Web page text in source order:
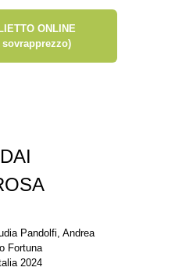
ONLINE
Pandolfi, Andrea
Fortuna
2024